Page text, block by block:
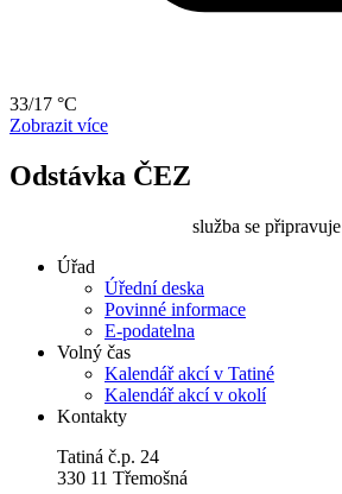
33/17 °C
Zobrazit více
Odstávka ČEZ
služba se připravuje
Úřad
Úřední deska
Povinné informace
E-podatelna
Volný čas
Kalendář akcí v Tatiné
Kalendář akcí v okolí
Kontakty
Tatiná č.p. 24
330 11 Třemošná